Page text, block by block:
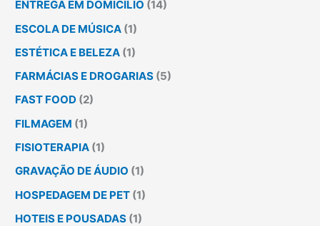
ENTREGA EM DOMICÍLIO (14)
ESCOLA DE MÚSICA (1)
ESTÉTICA E BELEZA (1)
FARMÁCIAS E DROGARIAS (5)
FAST FOOD (2)
FILMAGEM (1)
FISIOTERAPIA (1)
GRAVAÇÃO DE ÁUDIO (1)
HOSPEDAGEM DE PET (1)
HOTEIS E POUSADAS (1)